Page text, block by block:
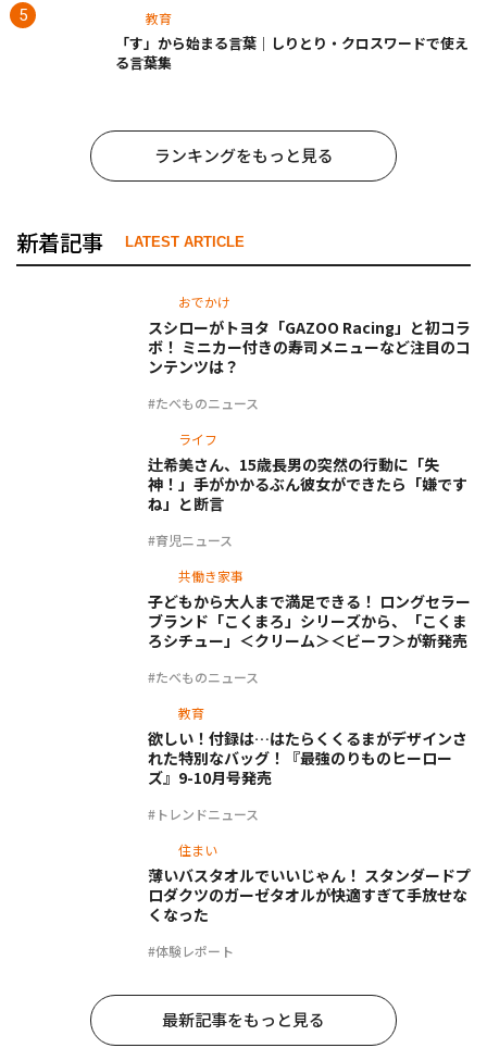
教育
「す」から始まる言葉｜しりとり・クロスワードで使え
る言葉集
ランキングをもっと見る
新着記事 LATEST ARTICLE
おでかけ
#たべものニュース
スシローがトヨタ「GAZOO Racing」と初コラ
ボ！ ミニカー付きの寿司メニューなど注目のコ
ンテンツは？
ライフ
#育児ニュース
辻希美さん、15歳長男の突然の行動に「失
神！」手がかかるぶん彼女ができたら「嫌です
ね」と断言
共働き家事
#たべものニュース
子どもから大人まで満足できる！ ロングセラー
ブランド「こくまろ」シリーズから、「こくま
ろシチュー」＜クリーム＞＜ビーフ＞が新発売
教育
#トレンドニュース
欲しい！付録は…はたらくくるまがデザインさ
れた特別なバッグ！『最強のりものヒーロー
ズ』9-10月号発売
住まい
#体験レポート
薄いバスタオルでいいじゃん！ スタンダードプ
ロダクツのガーゼタオルが快適すぎて手放せな
くなった
最新記事をもっと見る